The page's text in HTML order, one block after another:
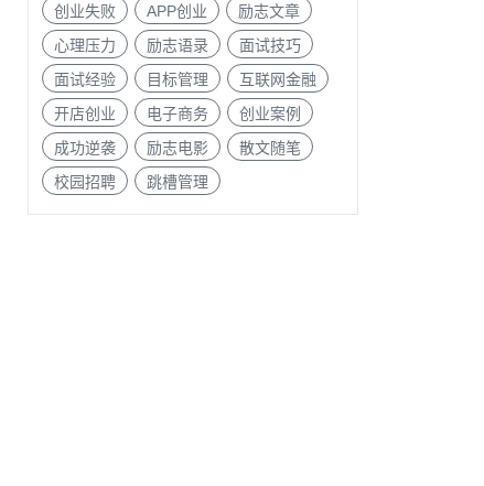
创业失败
APP创业
励志文章
心理压力
励志语录
面试技巧
面试经验
目标管理
互联网金融
开店创业
电子商务
创业案例
成功逆袭
励志电影
散文随笔
校园招聘
跳槽管理